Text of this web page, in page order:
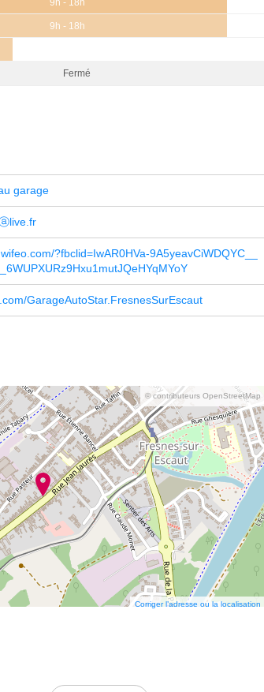
9h - 18h
9h - 18h
Fermé
garage
?fbclid=IwAR0HVa-9A5yeavCiWDQYC__
GarageAutoStar.FresnesSurEscaut
© contributeurs OpenStreetMap
Corriger l’adresse ou la localisation